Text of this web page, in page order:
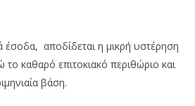
29/11/2025
pressroom
έσοδα, αποδίδεται η μικρή υστέρηση
καθαρό επιτοκιακό περιθώριο και
βάση.